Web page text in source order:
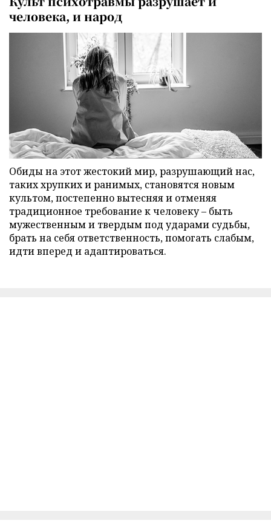
человека, и народ
Обиды на этот жестокий мир, разрушающий нас,
таких хрупких и ранимых, становятся новым
культом, постепенно вытесняя и отменяя
традиционное требование к человеку – быть
мужественным и твердым под ударами судьбы,
брать на себя ответственность, помогать слабым,
идти вперед и адаптироваться.